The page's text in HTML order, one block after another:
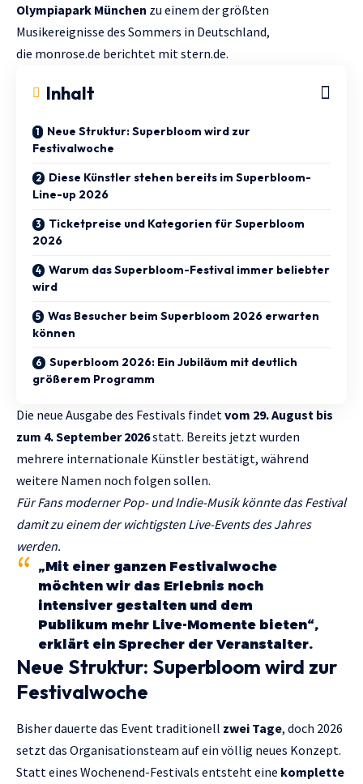
Olympiapark München zu einem der größten
Musikereignisse des Sommers in Deutschland,
die monrose.de berichtet mit stern.de.
Inhalt
Neue Struktur: Superbloom wird zur
Festivalwoche
Diese Künstler stehen bereits im Superbloom-
Line-up 2026
Ticketpreise und Kategorien für Superbloom
2026
Warum das Superbloom-Festival immer beliebter
wird
Was Besucher beim Superbloom 2026 erwarten
können
Superbloom 2026: Ein Jubiläum mit deutlich
größerem Programm
Die neue Ausgabe des Festivals findet vom 29. August bis
zum 4. September 2026statt. Bereits jetzt wurden
mehrere internationale Künstler bestätigt, während
weitere Namen noch folgen sollen.
Für Fans moderner Pop- und Indie-Musik könnte das Festival
damit zu einem der wichtigsten Live-Events des Jahres
werden.
„Mit einer ganzen Festivalwoche
möchten wir das Erlebnis noch
intensiver gestalten und dem
Publikum mehr Live-Momente bieten“,
erklärt ein Sprecher der Veranstalter.
Neue Struktur: Superbloom wird zur
Festivalwoche
Bisher dauerte das Event traditionell zwei Tage, doch 2026
setzt das Organisationsteam auf ein völlig neues Konzept.
Statt eines Wochenend-Festivals entsteht eine komplette